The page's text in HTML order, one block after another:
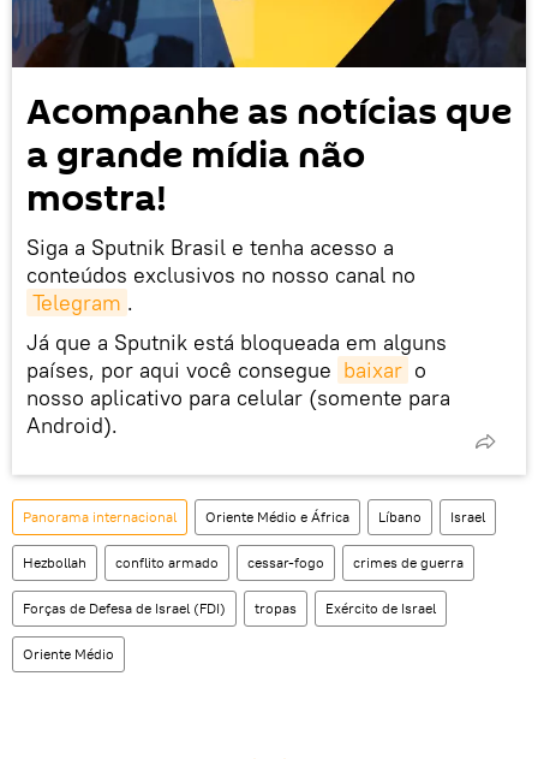
Acompanhe as notícias que
a grande mídia não
mostra!
Siga a Sputnik Brasil e tenha acesso a
conteúdos exclusivos no nosso canal no
Telegram .
Já que a Sputnik está bloqueada em alguns
países, por aqui você consegue baixar o
nosso aplicativo para celular (somente para
Android).
Panorama internacional Oriente Médio e África Líbano Israel
Hezbollah conflito armado cessar-fogo crimes de guerra
Forças de Defesa de Israel (FDI) tropas Exército de Israel
Oriente Médio